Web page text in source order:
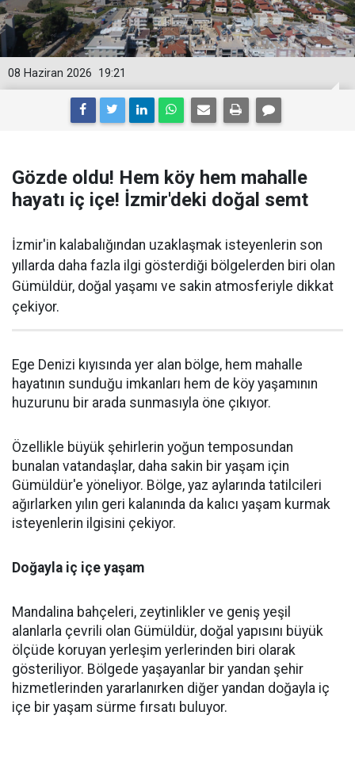
19:21
08 Haziran 2026
Gözde oldu! Hem köy hem mahalle
hayatı iç içe! İzmir'deki doğal semt
İzmir'in kalabalığından uzaklaşmak isteyenlerin son
yıllarda daha fazla ilgi gösterdiği bölgelerden biri olan
Gümüldür, doğal yaşamı ve sakin atmosferiyle dikkat
çekiyor.
Ege Denizi kıyısında yer alan bölge, hem mahalle
hayatının sunduğu imkanları hem de köy yaşamının
huzurunu bir arada sunmasıyla öne çıkıyor.
Özellikle büyük şehirlerin yoğun temposundan
bunalan vatandaşlar, daha sakin bir yaşam için
Gümüldür'e yöneliyor. Bölge, yaz aylarında tatilcileri
ağırlarken yılın geri kalanında da kalıcı yaşam kurmak
isteyenlerin ilgisini çekiyor.
Doğayla iç içe yaşam
Mandalina bahçeleri, zeytinlikler ve geniş yeşil
alanlarla çevrili olan Gümüldür, doğal yapısını büyük
ölçüde koruyan yerleşim yerlerinden biri olarak
gösteriliyor. Bölgede yaşayanlar bir yandan şehir
hizmetlerinden yararlanırken diğer yandan doğayla iç
içe bir yaşam sürme fırsatı buluyor.